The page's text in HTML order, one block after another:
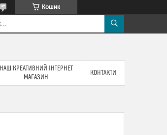
Кошик
НАШ КРЕАТИВНИЙ ІНТЕРНЕТ
МАГАЗИН
КОНТАКТИ